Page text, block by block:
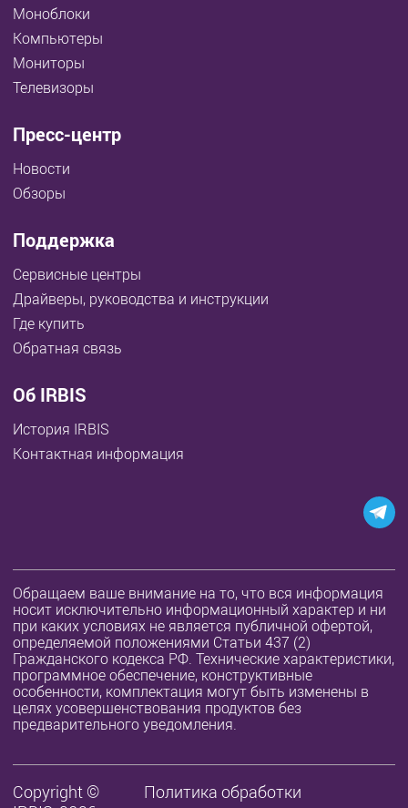
Моноблоки
Компьютеры
Мониторы
Телевизоры
Пресс-центр
Новости
Обзоры
Поддержка
Сервисные центры
Драйверы, руководства и инструкции
Где купить
Обратная связь
Об IRBIS
История IRBIS
Контактная информация
Обращаем ваше внимание на то, что вся информация
носит исключительно информационный характер и ни
при каких условиях не является публичной офертой,
определяемой положениями Статьи 437 (2)
Гражданского кодекса РФ. Технические характеристики,
программное обеспечение, конструктивные
особенности, комплектация могут быть изменены в
целях усовершенствования продуктов без
предварительного уведомления.
Copyright ©
Политика обработки